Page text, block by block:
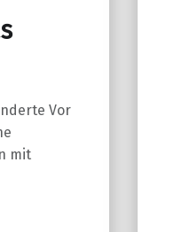
Vor
mit